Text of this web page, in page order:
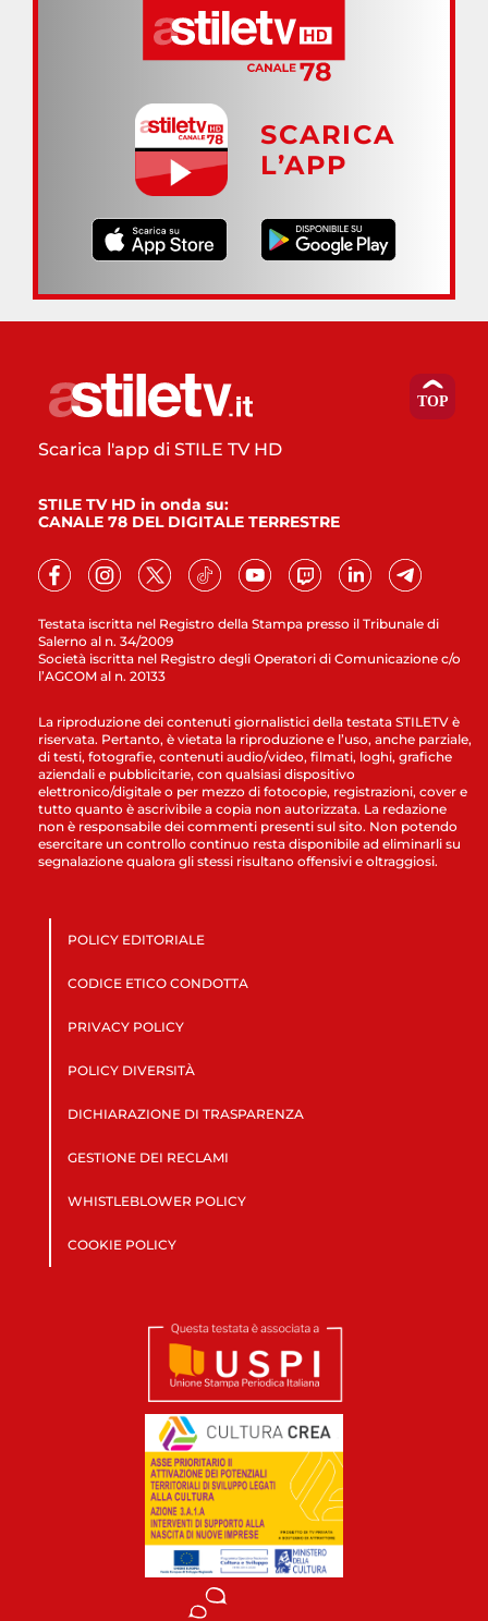
SCARICA
L’APP
Testata iscritta nel Registro della Stampa presso il Tribunale di
Salerno al n. 34/2009
Società iscritta nel Registro degli Operatori di Comunicazione c/o
l’AGCOM al n. 20133
Scarica l'app di STILE TV HD
STILE TV HD in onda su:
CANALE 78 DEL DIGITALE TERRESTRE
La riproduzione dei contenuti giornalistici della testata STILETV è
riservata. Pertanto, è vietata la riproduzione e l’uso, anche parziale,
di testi, fotografie, contenuti audio/video, filmati, loghi, grafiche
aziendali e pubblicitarie, con qualsiasi dispositivo
elettronico/digitale o per mezzo di fotocopie, registrazioni, cover e
tutto quanto è ascrivibile a copia non autorizzata. La redazione
non è responsabile dei commenti presenti sul sito. Non potendo
esercitare un controllo continuo resta disponibile ad eliminarli su
segnalazione qualora gli stessi risultano offensivi e oltraggiosi.
POLICY EDITORIALE
CODICE ETICO CONDOTTA
PRIVACY POLICY
POLICY DIVERSITÀ
DICHIARAZIONE DI TRASPARENZA
GESTIONE DEI RECLAMI
WHISTLEBLOWER POLICY
COOKIE POLICY